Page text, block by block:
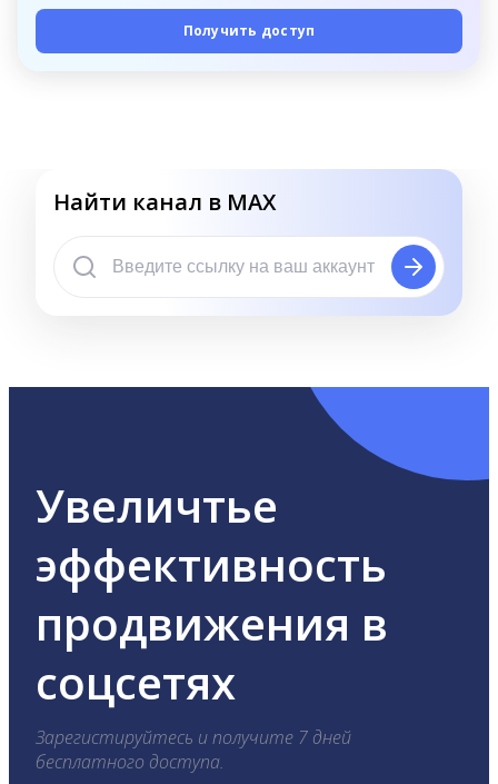
Получить доступ
Найти канал в MAX
Увеличтье
эффективность
продвижения в
соцсетях
Зарегистируйтесь и получите 7 дней
бесплатного доступа.